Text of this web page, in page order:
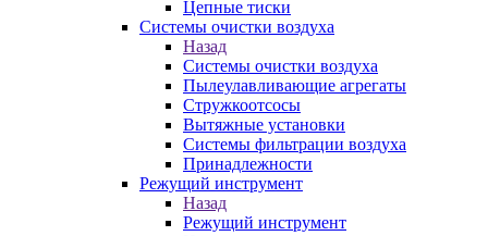
Цепные тиски
Системы очистки воздуха
Назад
Системы очистки воздуха
Пылеулавливающие агрегаты
Стружкоотсосы
Вытяжные установки
Системы фильтрации воздуха
Принадлежности
Режущий инструмент
Назад
Режущий инструмент